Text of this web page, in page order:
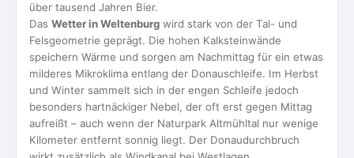
über tausend Jahren Bier.
Das Wetter in Weltenburg wird stark von der Tal- und
Felsgeometrie geprägt. Die hohen Kalksteinwände
speichern Wärme und sorgen am Nachmittag für ein etwas
milderes Mikroklima entlang der Donauschleife. Im Herbst
und Winter sammelt sich in der engen Schleife jedoch
besonders hartnäckiger Nebel, der oft erst gegen Mittag
aufreißt – auch wenn der Naturpark Altmühltal nur wenige
Kilometer entfernt sonnig liegt. Der Donaudurchbruch